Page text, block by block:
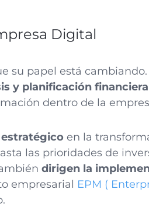
Digital
su papel está cambiando.
y planificación financiera
dentro de la
en la
las prioridades de
dirigen la
empresarial EPM (